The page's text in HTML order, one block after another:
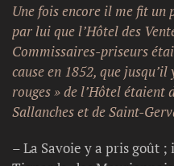
Une fois encore il me fit un
par lui que l’Hôtel des
Commissaires-priseurs
cause en 1852, que
rouges » de l’Hôtel étaient
Sallanches et de Saint-
– La Savoie y a pris goût ;